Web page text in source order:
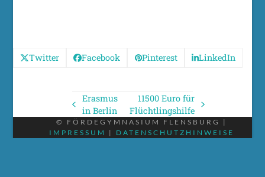
Twitter Facebook Pinterest LinkedIn
vorheriger
Beitrag:
Erasmus
in Berlin
Nächster
Beitrag:
11500 Euro für
Flüchtlingshilfe
© FÖRDEGYMNASIUM FLENSBURG |
IMPRESSUM
| DATENSCHUTZHINWEISE